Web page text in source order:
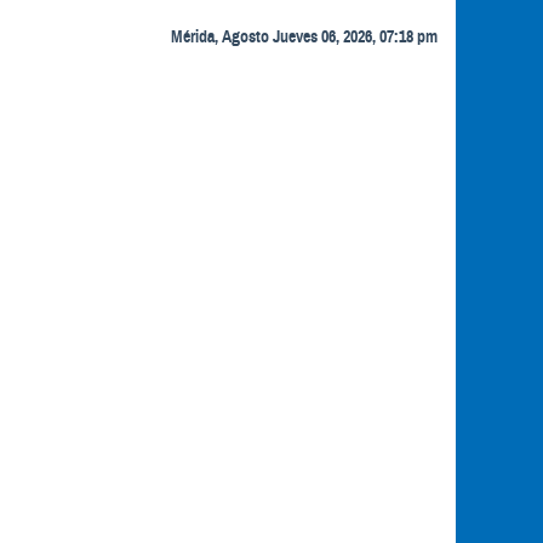
Mérida, Agosto Jueves 06, 2026, 07:18 pm